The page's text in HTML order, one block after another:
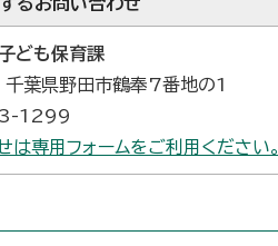
ども保育課
葉県野田市鶴奉7番地の1
1299
は専用フォームをご利用ください。